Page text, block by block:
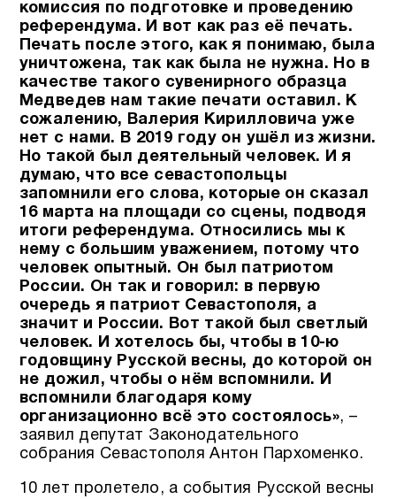
комиссия по подготовке и проведению
референдума. И вот как раз её печать.
Печать после этого, как я понимаю, была
уничтожена, так как была не нужна. Но в
качестве такого сувенирного образца
Медведев нам такие печати оставил. К
сожалению, Валерия Кирилловича уже
нет с нами. В 2019 году он ушёл из жизни.
Но такой был деятельный человек. И я
думаю, что все севастопольцы
запомнили его слова, которые он сказал
16 марта на площади со сцены, подводя
итоги референдума. Относились мы к
нему с большим уважением, потому что
человек опытный. Он был патриотом
России. Он так и говорил: в первую
очередь я патриот Севастополя, а
значит и России. Вот такой был светлый
человек. И хотелось бы, чтобы в 10-ю
годовщину Русской весны, до которой он
не дожил, чтобы о нём вспомнили. И
вспомнили благодаря кому
организационно всё это состоялось», –
заявил депутат Законодательного
собрания Севастополя Антон Пархоменко.
10 лет пролетело, а события Русской весны